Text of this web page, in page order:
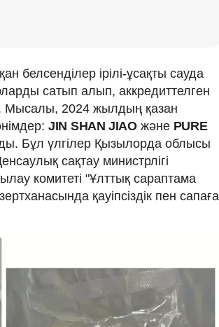
белсенділер ірілі-ұсақты сауда
сатып алып, аккредиттелген
Мысалы, 2024 жылдың қазан
JIN SHAN JIAOжәне PURE
Бұл үлгілер Қызылорда облысы
сақтау министрлігі
комитеті "Ұлттық сараптама
қауіпсіздік пен сапаға